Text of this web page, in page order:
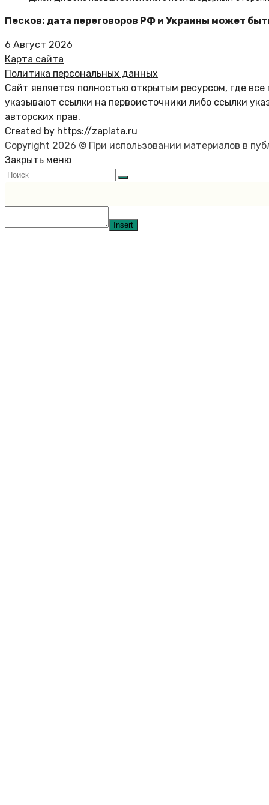
Песков: дата переговоров РФ и Украины может
6 Август 2026
Карта сайта
Политика персональных данных
Сайт является полностью открытым ресурсом, где
указывают ссылки на первоисточники либо ссылки
авторских прав.
Created by https://zaplata.ru
Copyright 2026 © При использовании материалов в
Закрыть меню
Insert